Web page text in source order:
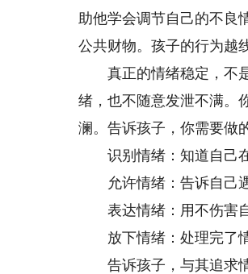
助他学会调节自己的不良
公共财物。孩子的行为越
真正的情绪稳定，不是
绪，也不随意发泄不满。
澜。告诉孩子，你需要做
识别情绪：知道自己在
允许情绪：告诉自己遇
表达情绪：用不伤害自
放下情绪：处理完了情
告诉孩子，与其追求情